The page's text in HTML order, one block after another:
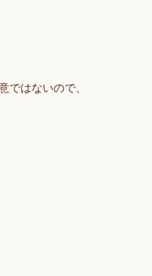
ではないので、